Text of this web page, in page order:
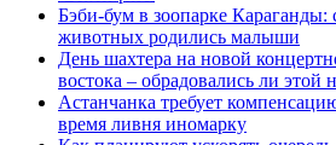
Бэби-бум в зоопарке Караганды:
животных родились малыши
День шахтера на новой
востока – обрадовались ли этой
Астанчанка требует
время ливня иномарку